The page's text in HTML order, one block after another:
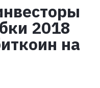
2018
на